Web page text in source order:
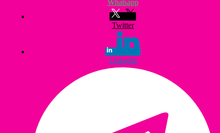
Whatsapp
Twitter
Linkedin